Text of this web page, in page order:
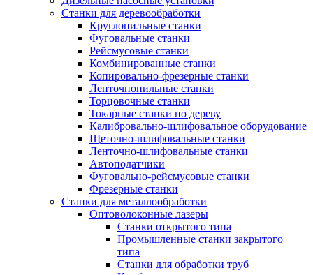
Станки для деревообработки
Круглопильные станки
Фуговальные станки
Рейсмусовые станки
Комбинированные станки
Копировально-фрезерные станки
Ленточнопильные станки
Торцовочные станки
Токарные станки по дереву
Калибровально-шлифовальное оборудование
Щеточно-шлифовальные станки
Ленточно-шлифовальные станки
Автоподатчики
Фуговально-рейсмусовые станки
Фрезерные станки
Станки для металлообработки
Оптоволоконные лазеры
Станки открытого типа
Промышленные станки закрытого
типа
Станки для обработки труб